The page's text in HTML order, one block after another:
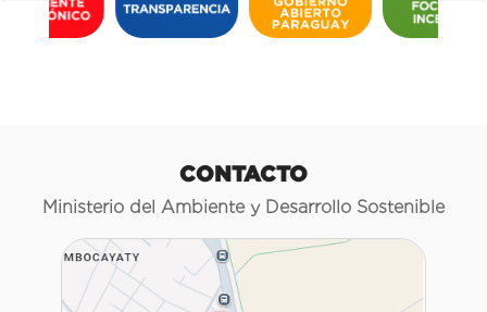
CONTACTO
Ministerio del Ambiente y Desarrollo Sostenible